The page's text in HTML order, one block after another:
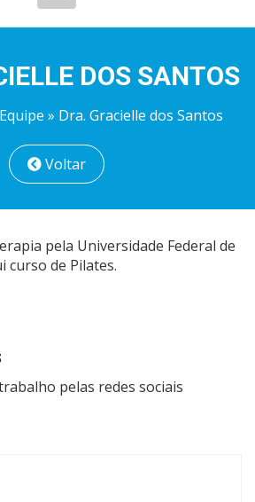
DOS SANTOS
Equipe » Dra. Gracielle dos Santos
Voltar
pela Universidade Federal de
curso de Pilates.
pelas redes sociais